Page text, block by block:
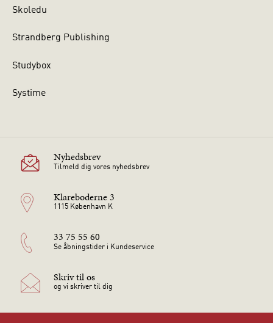
Skoledu
Strandberg Publishing
Studybox
Systime
Nyhedsbrev
Tilmeld dig vores nyhedsbrev
Klareboderne 3
1115 København K
33 75 55 60
Se åbningstider i Kundeservice
Skriv til os
og vi skriver til dig